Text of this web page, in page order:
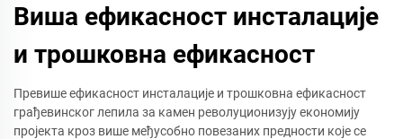
Виша ефикасност инсталације
и трошковна ефикасност
Превише ефикасност инсталације и трошковна ефикасност
грађевинског лепила за камен револуционизују економију
пројекта кроз више међусобно повезаних предности које се